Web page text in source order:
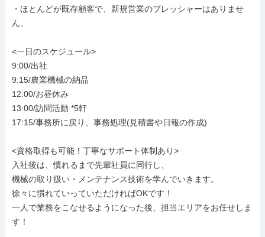
・ほとんどが既存顧客で、新規営業のプレッシャーはありませ
ん。
<一日のスケジュール>
9:00/出社
9:15/農業機械の納品
12:00/お昼休み
13:00/訪問活動 *5軒
17:15/事務所に戻り、事務処理(見積書や日報の作成)
<資格取得も可能！丁寧なサポート体制あり>
入社後は、慣れるまで先輩社員に同行し、
機械の取り扱い・メンテナンス技術を学んでいきます。
徐々に慣れていっていただければOKです！
一人で業務をこなせるようになった後、担当エリアをお任せしま
す！